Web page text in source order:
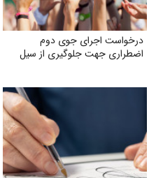
درخواست اجرای جوی دوم
اضطراری جهت جلوگیری از سیل